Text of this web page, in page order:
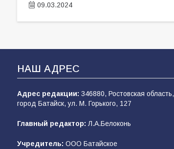
09.03.2024
НАШ АДРЕС
Адрес редакции: 346880, Ростовская область,
город Батайск, ул. М. Горького, 127
Главный редактор: Л.А.Белоконь
Учредитель: ООО Батайское